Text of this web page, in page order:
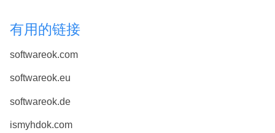
有用的链接
softwareok.com
softwareok.eu
softwareok.de
ismyhdok.com